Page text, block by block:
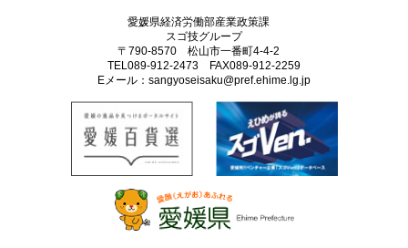
愛媛県経済労働部産業政策課
スゴ技グループ
〒790-8570 松山市一番町4-4-2
TEL089-912-2473 FAX089‐912-2259
Eメール：sangyoseisaku@pref.ehime.lg.jp